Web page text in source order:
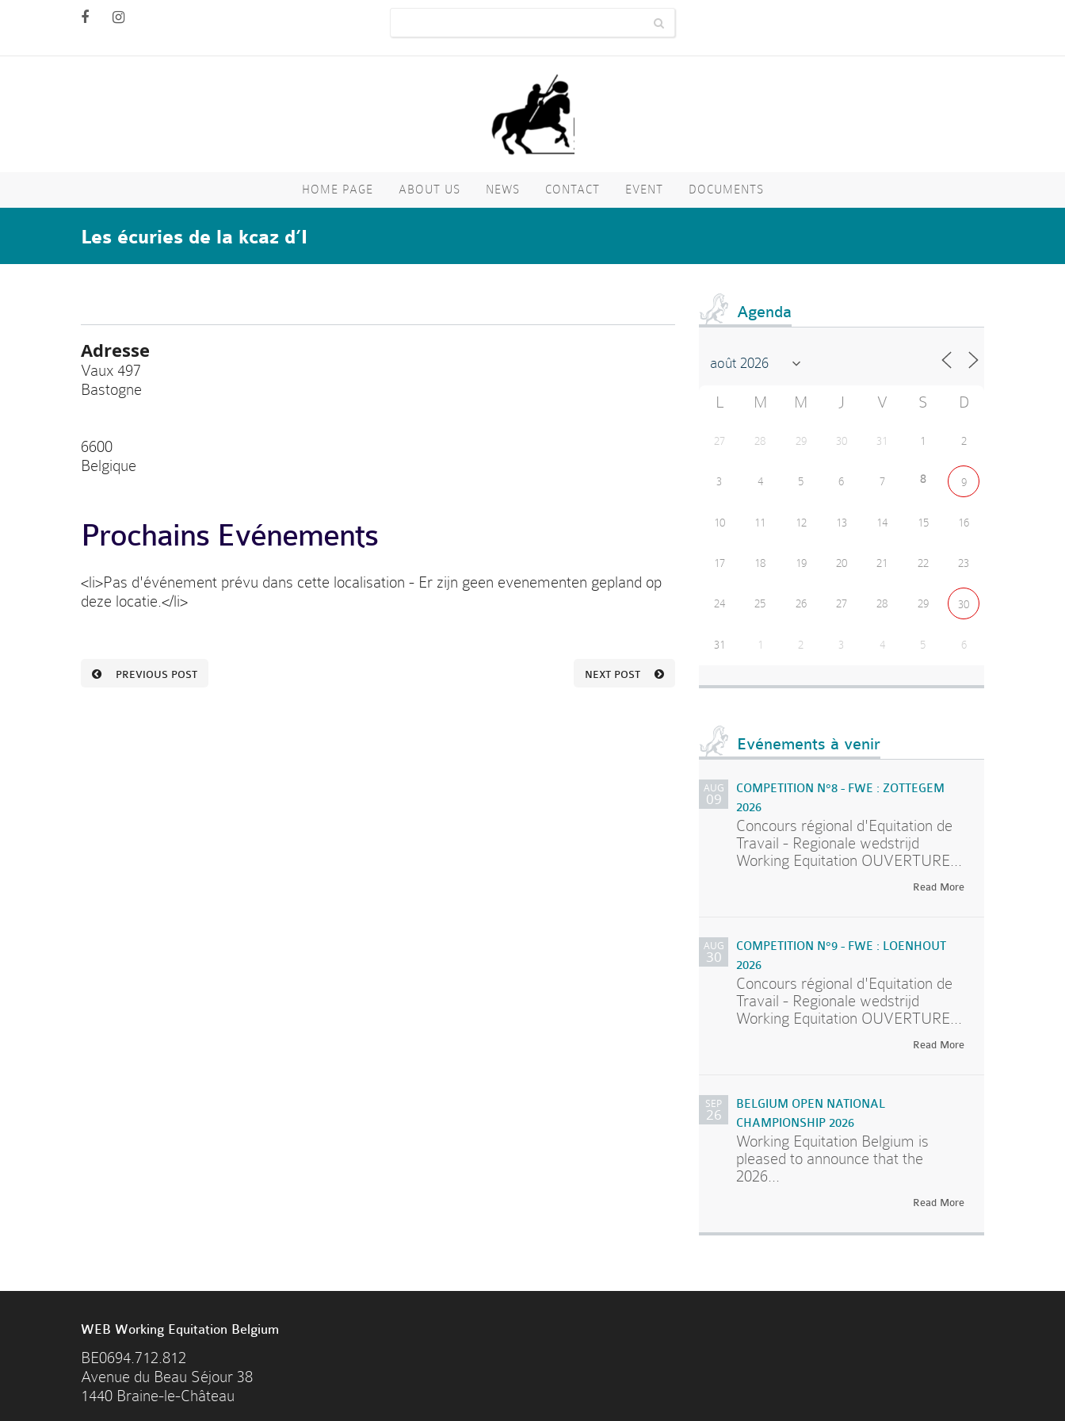
HOME PAGE ABOUT US NEWS CONTACT EVENT DOCUMENTS
Les écuries de la kcaz d’I
Adresse
Vaux 497
Bastogne
6600
Belgique
Prochains Evénements
<li>Pas d'événement prévu dans cette localisation - Er zijn geen evenementen gepland op
deze locatie.</li>
PREVIOUS POST NEXT POST
Agenda
L M M J V S D
27 28 29 30 31 1 2
3 4 5 6 7 8 9
10 11 12 13 14 15 16
17 18 19 20 21 22 23
24 25 26 27 28 29 30
31 1 2 3 4 5 6
Evénements à venir
AUG
09
COMPETITION N°8 - FWE : ZOTTEGEM
2026
Concours régional d'Equitation de
Travail - Regionale wedstrijd
Working Equitation OUVERTURE...
Read More
AUG
30
COMPETITION N°9 - FWE : LOENHOUT
2026
Concours régional d'Equitation de
Travail - Regionale wedstrijd
Working Equitation OUVERTURE...
Read More
SEP
26
BELGIUM OPEN NATIONAL
CHAMPIONSHIP 2026
Working Equitation Belgium is
pleased to announce that the
2026...
Read More
WEB Working Equitation Belgium
BE0694.712.812
Avenue du Beau Séjour 38
1440 Braine-le-Château